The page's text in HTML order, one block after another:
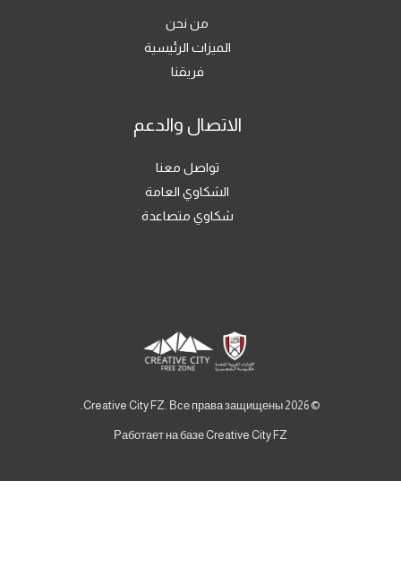
الميزات الرئيسية
الاتصال والدعم
تواصل معنا
الشكاوي العامة
شكاوي متصاعدة
Работает на базе Creative City FZ